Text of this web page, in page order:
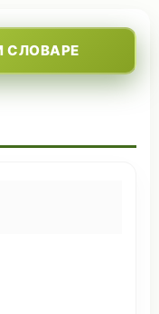
СЛОВАРЕ